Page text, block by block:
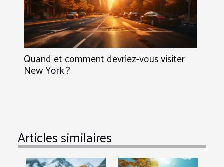
Quand et comment devriez-vous visiter
New York ?
Articles similaires